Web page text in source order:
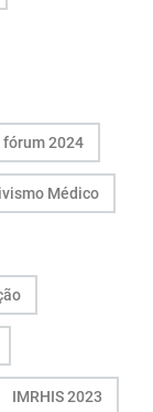
fórum 2024
Médico
IMRHIS 2023